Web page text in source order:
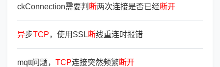
ckConnection需要判 断两次连接是否已经断开
异步TCP，使用SSL断线重连时报错
mqtt问题， TCP连接突然频繁断开